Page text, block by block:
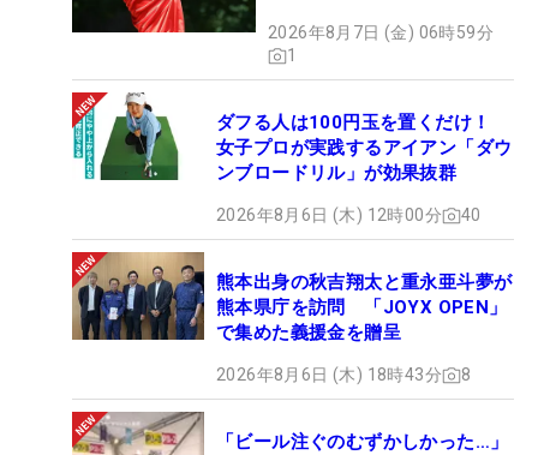
2026年8月7日 (金) 06時59分
1
ダフる人は100円玉を置くだけ！
女子プロが実践するアイアン「ダウ
ンブロードリル」が効果抜群
2026年8月6日 (木) 12時00分 40
熊本出身の秋吉翔太と重永亜斗夢が
熊本県庁を訪問 「JOYX OPEN」
で集めた義援金を贈呈
2026年8月6日 (木) 18時43分 8
「ビール注ぐのむずかしかった…」